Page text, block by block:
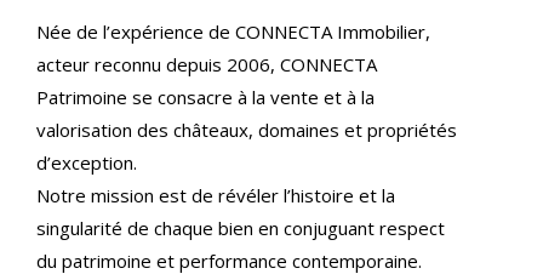
Née de l’expérience de CONNECTA Immobilier,
acteur reconnu depuis 2006, CONNECTA
Patrimoine se consacre à la vente et à la
valorisation des châteaux, domaines et propriétés
d’exception.
Notre mission est de révéler l’histoire et la
singularité de chaque bien en conjuguant respect
du patrimoine et performance contemporaine.
correspond
à
vos
critères
RECHERCHER